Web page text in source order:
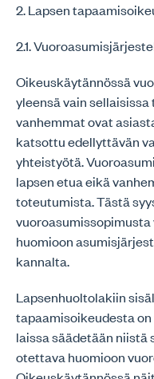
2. Lapsen
2.1.
Oikeuskäytännössä
yleensä vain
vanhemmat ovat
katsottu edellyttävän
yhteistyötä.
lapsen etua eikä
toteutumista. Tästä
huomioon
kannalta.
Lapsenhuoltolakiin
tapaamisoikeudesta
laissa säädetään
otettava huomioon